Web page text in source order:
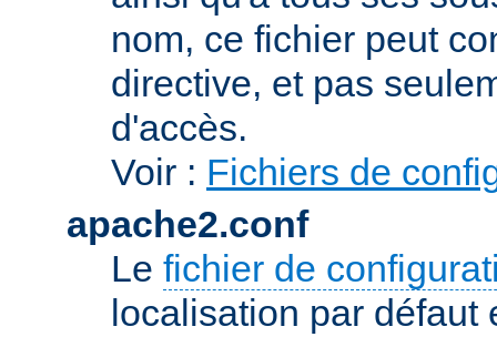
nom, ce fichier peut
directive, et pas
d'accès.
Voir : Fichiers de
apache2.conf
Le fichier de
localisation par défaut